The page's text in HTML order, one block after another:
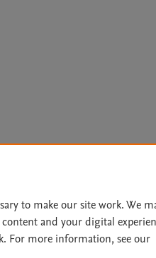
| Accessibility
of Use
to make our site work. We
and your digital
For more information, see our